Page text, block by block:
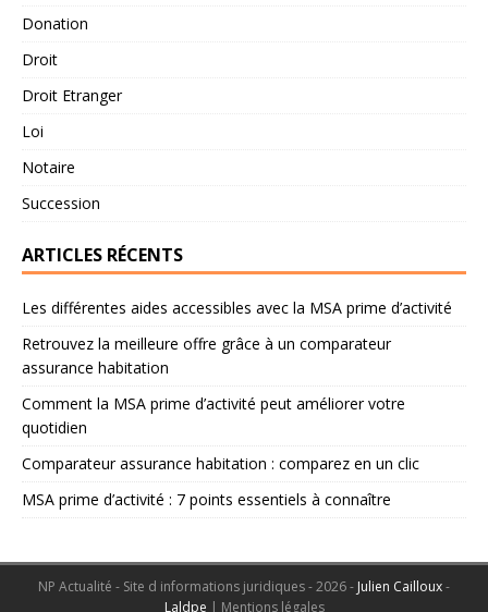
Donation
Droit
Droit Etranger
Loi
Notaire
Succession
ARTICLES RÉCENTS
Les différentes aides accessibles avec la MSA prime d’activité
Retrouvez la meilleure offre grâce à un comparateur
assurance habitation
Comment la MSA prime d’activité peut améliorer votre
quotidien
Comparateur assurance habitation : comparez en un clic
MSA prime d’activité : 7 points essentiels à connaître
NP Actualité - Site d informations juridiques - 2026 - Julien Cailloux-
Laldpe | Mentions légales